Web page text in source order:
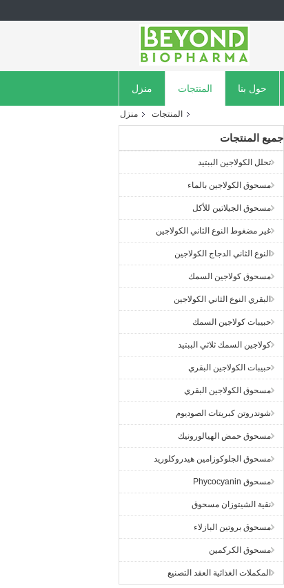
منزل المنتجات حول بنا
منزل المنتجات
جميع المنتجات
تحلل الكولاجين الببتيد
مسحوق الكولاجين بالماء
مسحوق الجيلاتين للأكل
غير مضغوط النوع الثاني الكولاجين
النوع الثاني الدجاج الكولاجين
مسحوق كولاجين السمك
البقري النوع الثاني الكولاجين
حبيبات كولاجين السمك
كولاجين السمك ثلاثي الببتيد
حبيبات الكولاجين البقري
مسحوق الكولاجين البقري
شوندروتن كبريتات الصوديوم
مسحوق حمض الهيالورونيك
مسحوق الجلوكوزامين هيدروكلوريد
مسحوق Phycocyanin
نقية الشيتوزان مسحوق
مسحوق بروتين البازلاء
مسحوق الكركمين
المكملات الغذائية العقد التصنيع